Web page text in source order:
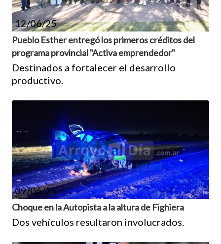
12/06/25
Pueblo Esther entregó los primeros créditos del
programa provincial "Activa emprendedor"
Destinados a fortalecer el desarrollo
productivo.
09/06/25
Choque en la Autopista a la altura de Fighiera
Dos vehículos resultaron involucrados.